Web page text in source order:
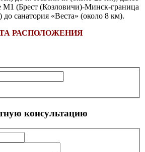
М1 (Брест (Козловичи)-Минск-граница
до санатория «Веста» (около 8 км).
РАСПОЛОЖЕНИЯ
консультацию